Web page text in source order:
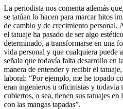
La periodista nos comenta además
se tatúan lo hacen para marcar hitos
de cambio y de crecimiento personal.
el tatuaje ha pasado de ser algo
determinado, a transformarse en una
vida personal y que cualquiera puede
señala que todavía falta desarrollo en
manera de entender y recibir el
laboral: “Por ejemplo, me he topado
eran ingenieros u oficinistas y todavía
cubiertos, o sea, tienen sus tatuajes
con las mangas tapadas”.